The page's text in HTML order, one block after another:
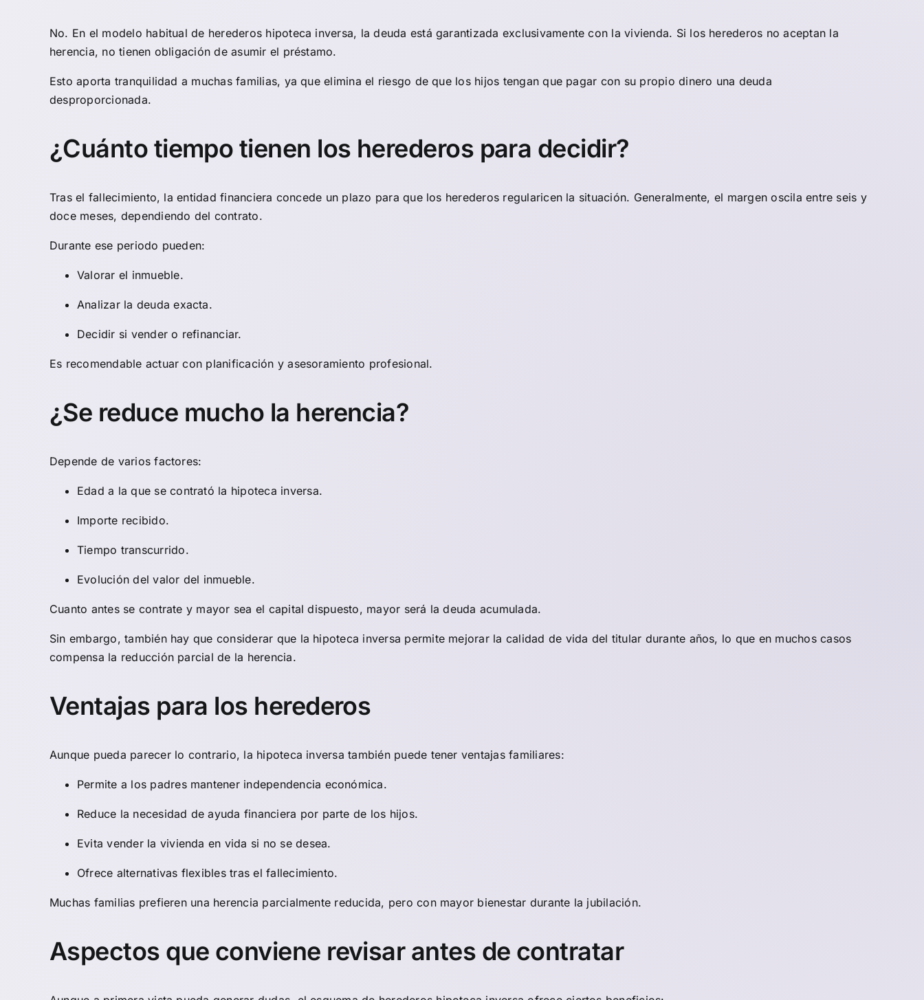
No. En el modelo habitual de herederos hipoteca inversa, la deuda está garantizada exclusivamente con la vivienda. Si los herederos no aceptan la
herencia, no tienen obligación de asumir el préstamo.
Esto aporta tranquilidad a muchas familias, ya que elimina el riesgo de que los hijos tengan que pagar con su propio dinero una deuda
desproporcionada.
¿Cuánto tiempo tienen los herederos para decidir?
Tras el fallecimiento, la entidad financiera concede un plazo para que los herederos regularicen la situación. Generalmente, el margen oscila entre seis y
doce meses, dependiendo del contrato.
Durante ese periodo pueden:
Valorar el inmueble.
Analizar la deuda exacta.
Decidir si vender o refinanciar.
Es recomendable actuar con planificación y asesoramiento profesional.
¿Se reduce mucho la herencia?
Depende de varios factores:
Edad a la que se contrató la hipoteca inversa.
Importe recibido.
Tiempo transcurrido.
Evolución del valor del inmueble.
Cuanto antes se contrate y mayor sea el capital dispuesto, mayor será la deuda acumulada.
Sin embargo, también hay que considerar que la hipoteca inversa permite mejorar la calidad de vida del titular durante años, lo que en muchos casos
compensa la reducción parcial de la herencia.
Ventajas para los herederos
Aunque pueda parecer lo contrario, la hipoteca inversa también puede tener ventajas familiares:
Permite a los padres mantener independencia económica.
Reduce la necesidad de ayuda financiera por parte de los hijos.
Evita vender la vivienda en vida si no se desea.
Ofrece alternativas flexibles tras el fallecimiento.
Muchas familias prefieren una herencia parcialmente reducida, pero con mayor bienestar durante la jubilación.
Aspectos que conviene revisar antes de contratar